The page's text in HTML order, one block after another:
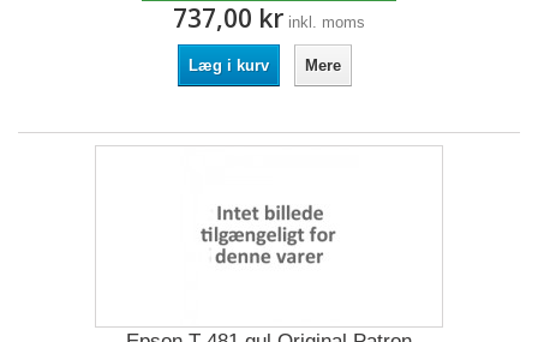
737,00 kr inkl. moms
Læg i kurv Mere